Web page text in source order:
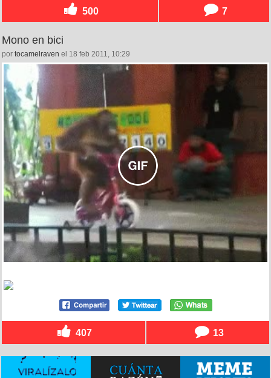
500 7
Mono en bici
por tocamelraven el 18 feb 2011, 10:29
407 13